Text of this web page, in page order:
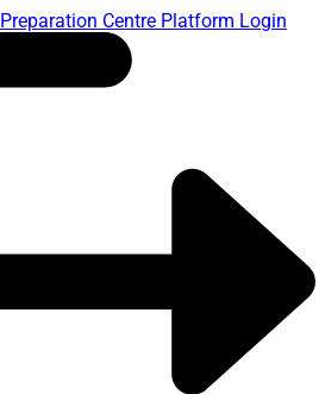
Preparation Centre Platform Login